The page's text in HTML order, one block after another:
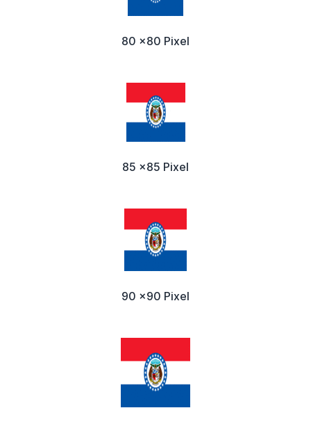
80 x80 Pixel
85 x85 Pixel
90 x90 Pixel